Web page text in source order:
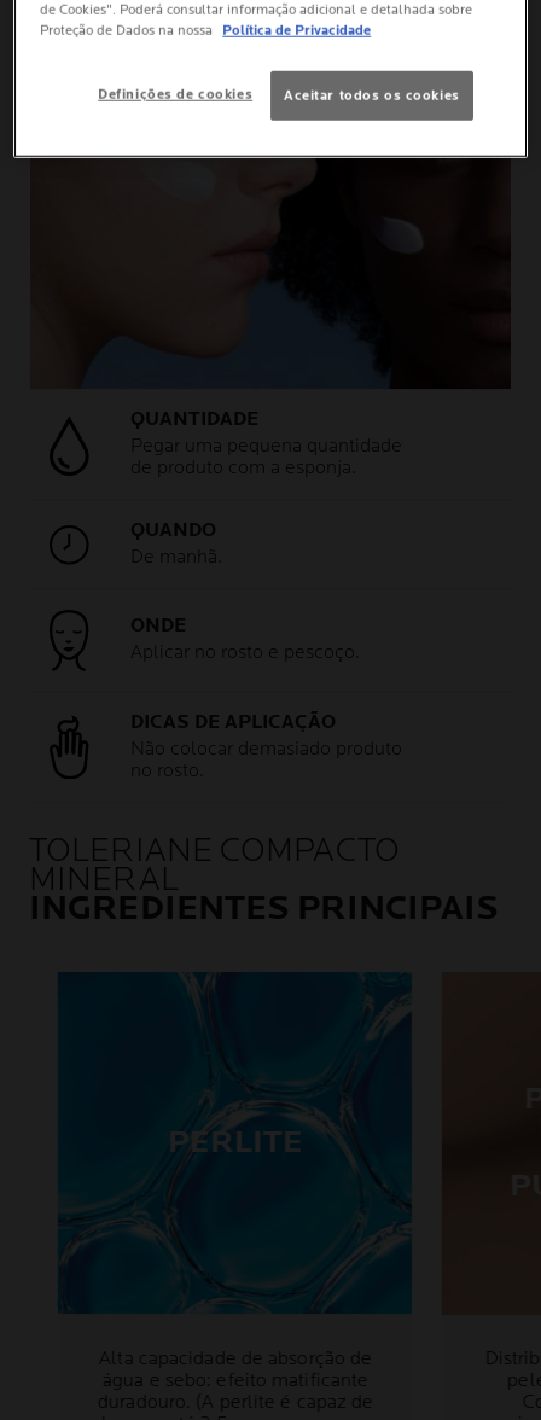
QUANTIDADE
Pegar uma pequena quantidade
de produto com a esponja.
QUANDO
De manhã.
ONDE
Aplicar no rosto e pescoço.
DICAS DE APLICAÇÃO
Não colocar demasiado produto
no rosto.
TOLERIANE COMPACTO
MINERAL
INGREDIENTES PRINCIPAIS
PERLITE
Alta capacidade de absorção de
água e sebo: efeito matificante
duradouro. (A perlite é capaz de
de Cookies". Poderá consultar informação adicional e detalhada sobre
Proteção de Dados na nossa
Política de Privacidade
Definições de cookies Aceitar todos os cookies